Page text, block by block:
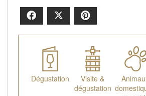
Facebook
Dégustation
Visite &
dégustation